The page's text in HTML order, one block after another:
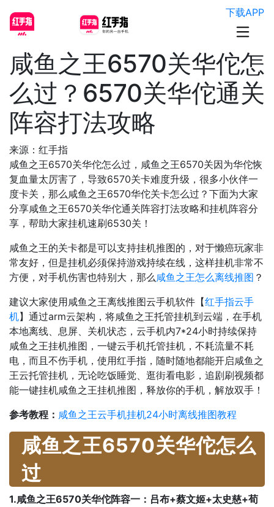
下载APP
咸鱼之王6570关华佗怎
么过？6570关华佗通关
阵容打法攻略
来源：红手指
咸鱼之王6570关华佗怎么过，咸鱼之王6570关因为华佗恢
复血量太厉害了，导致6570关卡难度升级，很多小伙伴一
度卡关，那么咸鱼之王6570华佗关卡怎么过？下面为大家
分享咸鱼之王6570关华佗通关阵容打法攻略和挂机阵容分
享，帮助大家挂机速刷6530关！
咸鱼之王的关卡都是可以支持挂机推图的，对于懒癌玩家非
常友好，但是挂机必须保持游戏持续在线，这样挂机非常不
方便，对手机伤害也特别大，那么咸鱼之王怎么离线推图 ？
建议大家使用咸鱼之王离线推图云手机软件【红手指云手
机】通过arm云架构，将咸鱼之王托管挂机到云端，在手机
本地离线、息屏、关机状态，云手机内7*24小时持续保持
咸鱼之王挂机推图，一键云手机托管挂机，不耗流量不耗
电，而且不伤手机，使用红手指，随时随地都能开启咸鱼之
王云托管挂机，无论吃饭睡觉、逛街看电影，追剧刷视频都
能一键挂机咸鱼之王挂机推图，释放你的手机，解放双手！
参考教程： 咸鱼之王云手机挂机24小时离线推图教程
咸鱼之王6570关华佗怎么
过
1.咸鱼之王6570关华佗阵容一：吕布+蔡文姬+太史慈+荀